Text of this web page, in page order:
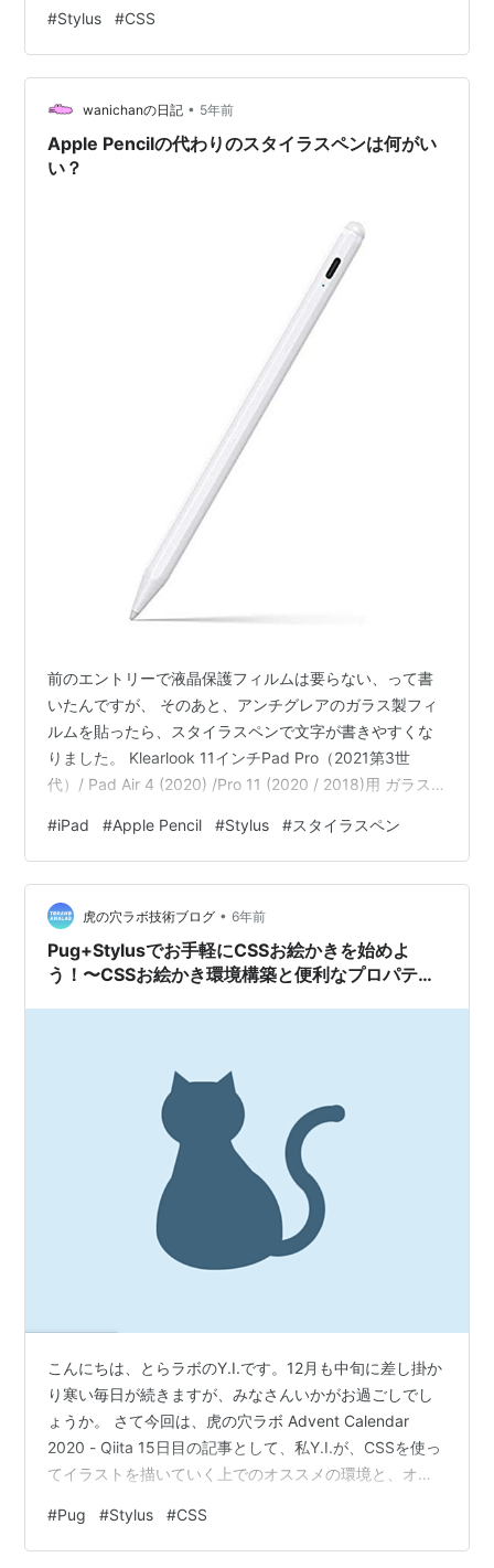
非表示にしたサンプル 各メニューを非表示にするための
CSS Collapse Collapse All Expand Expand all Expand
to level Level 1 Level 2 Level 3 Level 4 Collapse all s…
#Stylus #CSS
wanichanの日記 • 5年前
Apple Pencilの代わりのスタイラスペンは何がい
い？
前のエントリーで液晶保護フィルムは要らない、って書
いたんですが、 そのあと、アンチグレアのガラス製フィ
ルムを貼ったら、スタイラスペンで文字が書きやすくな
りました。 Klearlook 11インチPad Pro（2021第3世
代）/ Pad Air 4 (2020) /Pro 11 (2020 / 2018)用 ガラス
対応 ケースに干渉せず」サラサラ 反射防止 指紋防止 液
晶保護フィルム 硬度9H 貼り付け易い道具付き メディア:
アンチグレアのんを貼ってすぐは、ストリーミングビデ
オの視聴には白っぽくなって見づらかったんですが、時
間が経つ…
#iPad #Apple Pencil #Stylus #スタイラスペン
虎の穴ラボ技術ブログ • 6年前
Pug+Stylusでお手軽にCSSお絵かきを始めよ
う！〜CSSお絵かき環境構築と便利なプロパティ
こんにちは、とらラボのY.I.です。12月も中旬に差し掛か
り寒い毎日が続きますが、みなさんいかがお過ごしでし
ょうか。 さて今回は、虎の穴ラボ Advent Calendar
2020 - Qiita 15日目の記事として、私Y.I.が、CSSを使っ
てイラストを描いていく上でのオススメの環境と、オス
の穴ラボ Advent Calendar 2020 - Qiitaでは14日目に
Y.Nさんが「Docker + GradleでKotlin WEBアプリの開発
#Pug #Stylus #CSS